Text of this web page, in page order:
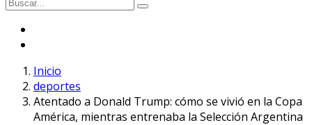
Inicio
deportes
Atentado a Donald Trump: cómo se vivió en la Copa
América, mientras entrenaba la Selección Argentina